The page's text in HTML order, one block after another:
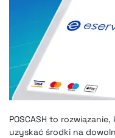
POSCASH to
uzyskać środki na